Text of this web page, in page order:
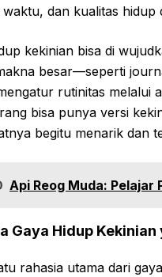
waktu, dan kualitas
kekinian bisa di
besar—seperti
rutinitas melalui
bisa punya versi
begitu menarik dan
Api Reog Muda:
Gaya Hidup Kekinian
rahasia utama dari